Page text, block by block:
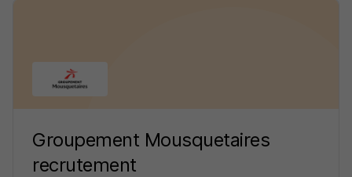
Groupement Mousquetaires
recrutement